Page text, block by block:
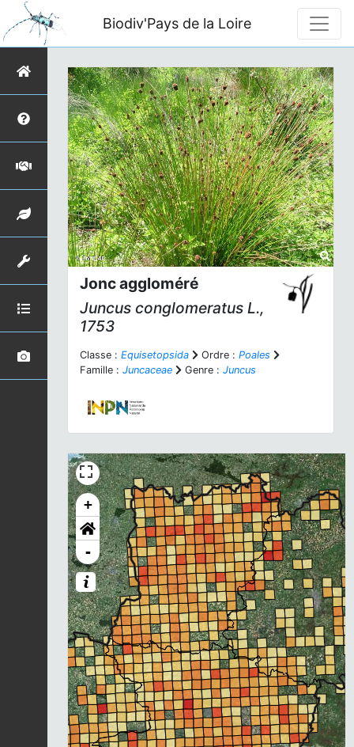
Biodiv'Pays de la Loire
Jonc aggloméré
Juncus conglomeratus L.,
1753
Classe : Equisetopsida Ordre : Poales
Famille : Juncaceae Genre : Juncus
+
-